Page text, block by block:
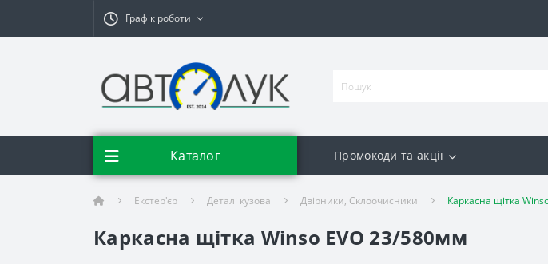
Графік роботи
Каталог Промокоди та акції
Екстер'єр Деталі кузова Двірники, Склоочисники Каркасна щітка
Каркасна щітка Winso EVO 23/580мм